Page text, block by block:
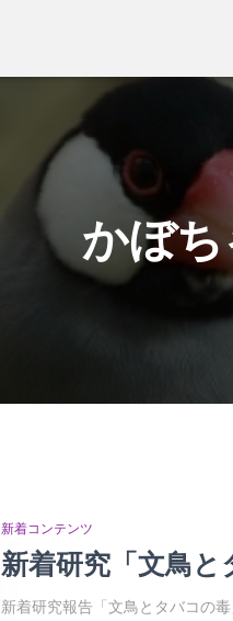
かぼ
新着コンテンツ
新着研究「文鳥と
新着研究報告「文鳥とタバコの